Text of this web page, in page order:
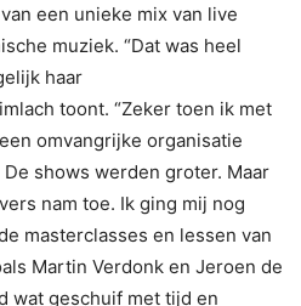
een unieke mix van live
muziek. “Dat was heel
haar
toont. “Zeker toen ik met
omvangrijke organisatie
shows werden groter. Maar
nam toe. Ik ging mij nog
masterclasses en lessen van
Martin Verdonk en Jeroen de
wat geschuif met tijd en